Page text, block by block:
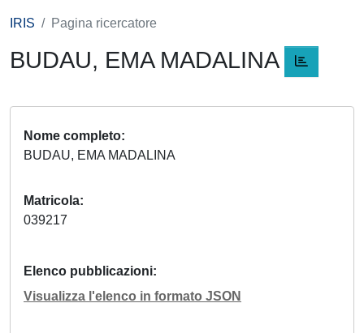
IRIS Pagina ricercatore
BUDAU, EMA MADALINA
Nome completo
BUDAU, EMA MADALINA
Matricola
039217
Elenco pubblicazioni
Visualizza l'elenco in formato JSON